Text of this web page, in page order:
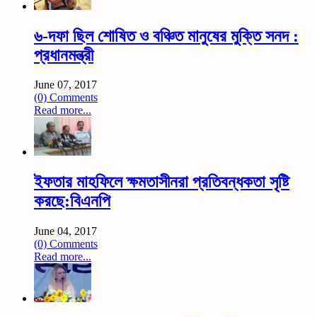
৬-দফা ছিল শোষিত ও বঞ্চিত মানুষের মুক্তি সনদ :
প্রধানমন্ত্রী
June 07, 2017
(0) Comments
Read more...
ইফতার মাহফিলে ক্ষমতাসীনরা প্রতিবন্ধকতা সৃষ্টি
করছে:বিএনপি
June 04, 2017
(0) Comments
Read more...